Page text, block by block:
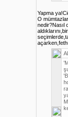
Yapma
O
nedir?Nasıl